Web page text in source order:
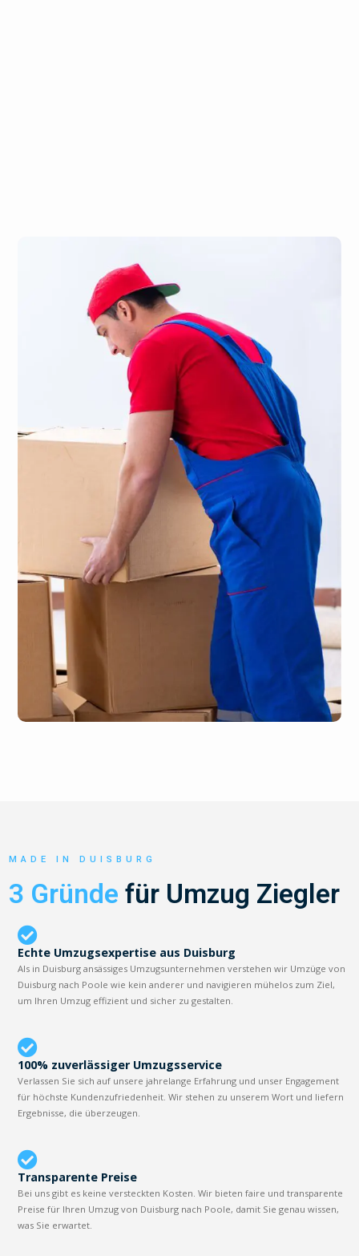
MADE IN DUISBURG
3 Gründe für Umzug Ziegler
Echte Umzugsexpertise aus Duisburg
Als in Duisburg ansässiges Umzugsunternehmen verstehen wir Umzüge von
Duisburg nach Poole wie kein anderer und navigieren mühelos zum Ziel,
um Ihren Umzug effizient und sicher zu gestalten.
100% zuverlässiger Umzugsservice
Verlassen Sie sich auf unsere jahrelange Erfahrung und unser Engagement
für höchste Kundenzufriedenheit. Wir stehen zu unserem Wort und liefern
Ergebnisse, die überzeugen.
Transparente Preise
Bei uns gibt es keine versteckten Kosten. Wir bieten faire und transparente
Preise für Ihren Umzug von Duisburg nach Poole, damit Sie genau wissen,
was Sie erwartet.